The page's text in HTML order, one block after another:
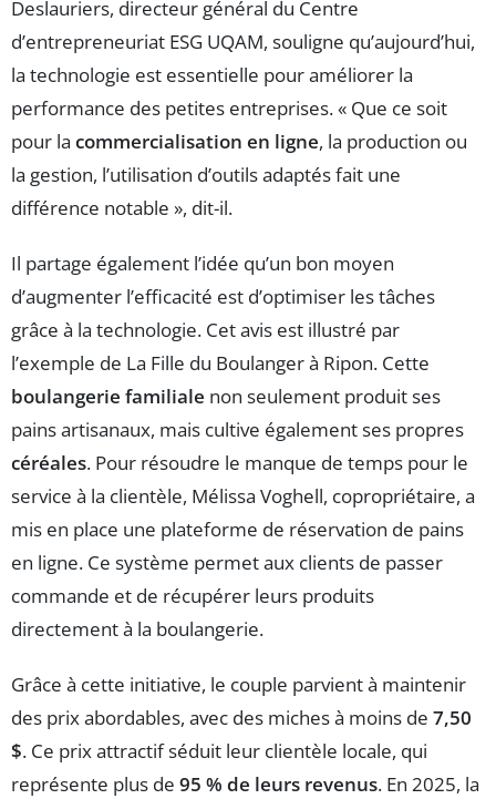
Deslauriers, directeur général du Centre
d’entrepreneuriat ESG UQAM, souligne qu’aujourd’hui,
la technologie est essentielle pour améliorer la
performance des petites entreprises. « Que ce soit
pour la commercialisation en ligne, la production ou
la gestion, l’utilisation d’outils adaptés fait une
différence notable », dit-il.
Il partage également l’idée qu’un bon moyen
d’augmenter l’efficacité est d’optimiser les tâches
grâce à la technologie. Cet avis est illustré par
l’exemple de La Fille du Boulanger à Ripon. Cette
boulangerie familiale non seulement produit ses
pains artisanaux, mais cultive également ses propres
céréales. Pour résoudre le manque de temps pour le
service à la clientèle, Mélissa Voghell, copropriétaire, a
mis en place une plateforme de réservation de pains
en ligne. Ce système permet aux clients de passer
commande et de récupérer leurs produits
directement à la boulangerie.
Grâce à cette initiative, le couple parvient à maintenir
des prix abordables, avec des miches à moins de 7,50
$. Ce prix attractif séduit leur clientèle locale, qui
représente plus de 95 % de leurs revenus. En 2025, la